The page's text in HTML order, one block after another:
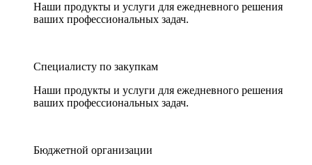
Наши продукты и услуги для ежедневного решения
ваших профессиональных задач.
Специалисту по закупкам
Наши продукты и услуги для ежедневного решения
ваших профессиональных задач.
Бюджетной организации